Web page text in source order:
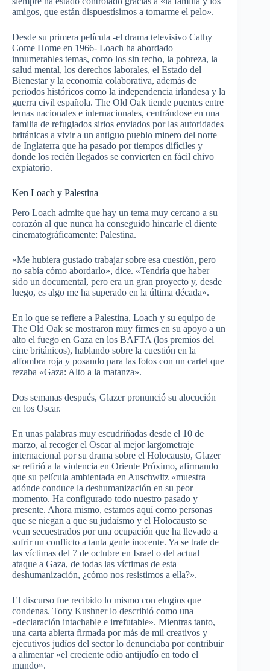
amigos, que están dispuestísimos a tomarme el pelo».
Desde su primera película -el drama televisivo Cathy
Come Home en 1966- Loach ha abordado
innumerables temas, como los sin techo, la pobreza, la
salud mental, los derechos laborales, el Estado del
Bienestar y la economía colaborativa, además de
periodos históricos como la independencia irlandesa y la
guerra civil española. The Old Oak tiende puentes entre
temas nacionales e internacionales, centrándose en una
familia de refugiados sirios enviados por las autoridades
británicas a vivir a un antiguo pueblo minero del norte
de Inglaterra que ha pasado por tiempos difíciles y
donde los recién llegados se convierten en fácil chivo
expiatorio.
Ken Loach y Palestina
Pero Loach admite que hay un tema muy cercano a su
corazón al que nunca ha conseguido hincarle el diente
cinematográficamente: Palestina.
«Me hubiera gustado trabajar sobre esa cuestión, pero
no sabía cómo abordarlo», dice. «Tendría que haber
sido un documental, pero era un gran proyecto y, desde
luego, es algo me ha superado en la última década».
En lo que se refiere a Palestina, Loach y su equipo de
The Old Oak se mostraron muy firmes en su apoyo a un
alto el fuego en Gaza en los BAFTA (los premios del
cine británicos), hablando sobre la cuestión en la
alfombra roja y posando para las fotos con un cartel que
rezaba «Gaza: Alto a la matanza».
Dos semanas después, Glazer pronunció su alocución
en los Oscar.
En unas palabras muy escudriñadas desde el 10 de
marzo, al recoger el Oscar al mejor largometraje
internacional por su drama sobre el Holocausto, Glazer
se refirió a la violencia en Oriente Próximo, afirmando
que su película ambientada en Auschwitz «muestra
adónde conduce la deshumanización en su peor
momento. Ha configurado todo nuestro pasado y
presente. Ahora mismo, estamos aquí como personas
que se niegan a que su judaísmo y el Holocausto se
vean secuestrados por una ocupación que ha llevado a
sufrir un conflicto a tanta gente inocente. Ya se trate de
las víctimas del 7 de octubre en Israel o del actual
ataque a Gaza, de todas las víctimas de esta
deshumanización, ¿cómo nos resistimos a ella?».
El discurso fue recibido lo mismo con elogios que
condenas. Tony Kushner lo describió como una
«declaración intachable e irrefutable». Mientras tanto,
una carta abierta firmada por más de mil creativos y
ejecutivos judíos del sector lo denunciaba por contribuir
a alimentar «el creciente odio antijudío en todo el
mundo».